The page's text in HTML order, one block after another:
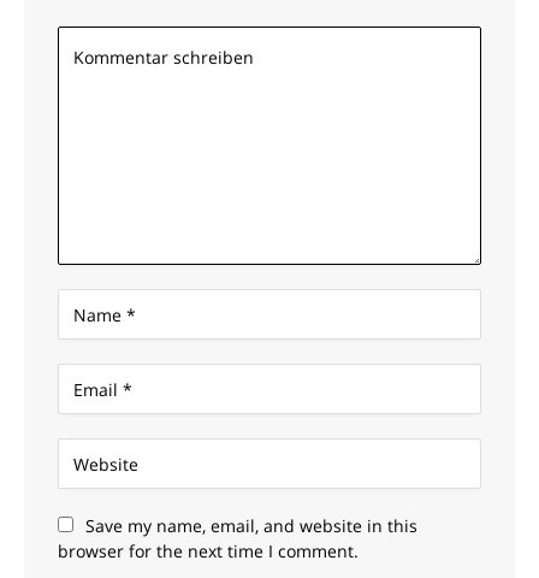
Save my name, email, and website in this
browser for the next time I comment.